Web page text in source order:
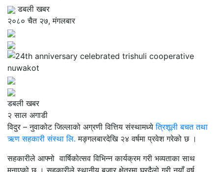
डबली खबर
२०८० चैत २७, मंगलबार
डबली खबर
२ साल अगाडी
विदुर – नुवाकोट जिल्लाको अग्रणी वित्तिय संस्थामध्येत्रिशूली बचत तथा
ऋण सहकारी संस्था लि. मङ्गलबारदेखि २४ वर्षमा प्रवेश गरेको छ ।
सहकारीले आफ्नो वार्षिकोत्सव विभिन्न कार्यक्रम गरी भव्यताका साथ